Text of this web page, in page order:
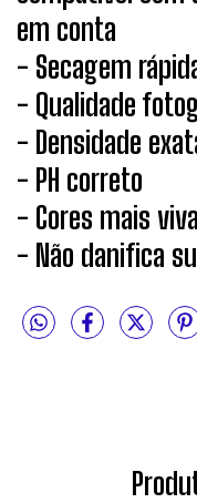
em conta
- Secagem
- Qualidade
- Densidade
- PH correto
- Cores mais
- Não danifica